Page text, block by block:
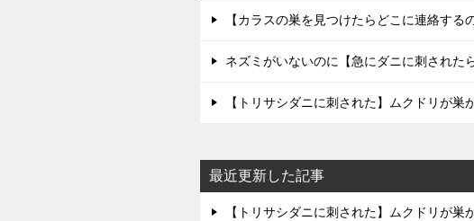
【カラスの巣を見つけたらどこに連絡す
ネズミがいないのに【急にダニに刺された
【トリサシダニに刺された】ムクドリが巣
最近更新した記事
【トリサシダニに刺された】ムクドリが巣